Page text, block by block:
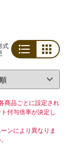
式
商品ごとに設定され
付与倍率が決定し
ンにより異なりま